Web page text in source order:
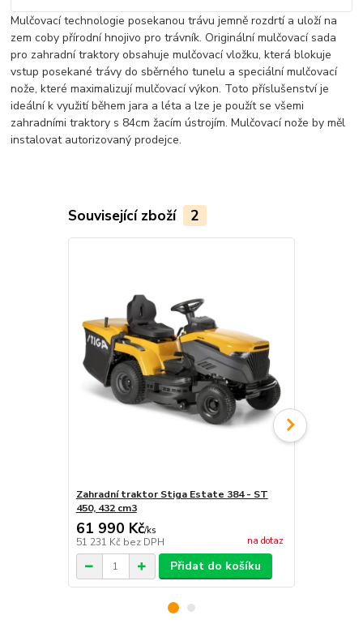
Mulčovací technologie posekanou trávu jemně rozdrtí a uloží na
zem coby přírodní hnojivo pro trávník. Originální mulčovací sada
pro zahradní traktory obsahuje mulčovací vložku, která blokuje
vstup posekané trávy do sběrného tunelu a speciální mulčovací
nože, které maximalizují mulčovací výkon. Toto příslušenství je
ideální k využití během jara a léta a lze je použít se všemi
zahradními traktory s 84cm žacím ústrojím. Mulčovací nože by měl
instalovat autorizovaný prodejce.
Související zboží 2
Zahradní traktor Stiga Estate 384 - ST
450, 432 cm3
61 990 Kč/ks
51 231 Kč bez DPH na dotaz
Přidat do košíku